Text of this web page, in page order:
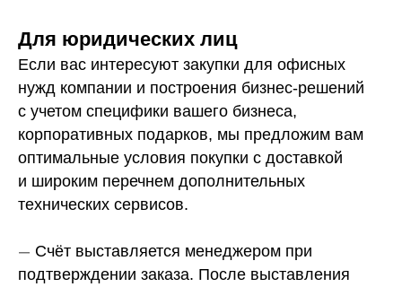
Для юридических лиц
Если вас интересуют закупки для офисных
нужд компании и построения бизнес-решений
с учетом специфики вашего бизнеса,
корпоративных подарков, мы предложим вам
оптимальные условия покупки с доставкой
и широким перечнем дополнительных
технических сервисов.
— Счёт выставляется менеджером при
подтверждении заказа. После выставления